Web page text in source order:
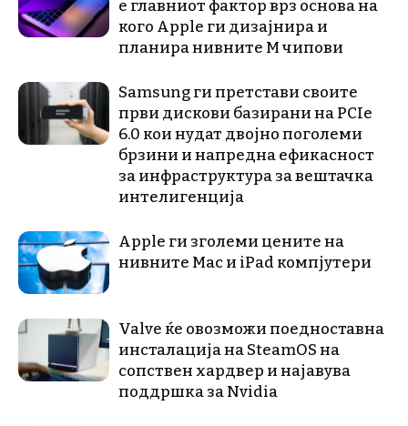
е главниот фактор врз основа на
кого Apple ги дизајнира и
планира нивните М чипови
Samsung ги претстави своите
први дискови базирани на PCIe
6.0 кои нудат двојно поголеми
брзини и напредна ефикасност
за инфраструктура за вештачка
интелигенција
Apple ги зголеми цените на
нивните Mac и iPad компјутери
Valve ќе овозможи поедноставна
инсталација на SteamOS на
сопствен хардвер и најавува
поддршка за Nvidia